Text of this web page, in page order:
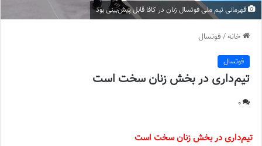
قهرمانی تیم ملی فوتسال زنان در کافا قابل پیش‌بینی بود
خانه/ فوتسال
فوتسال
تیم‌داری در بخش زنان سخت است
0
تیم‌داری در بخش زنان سخت است